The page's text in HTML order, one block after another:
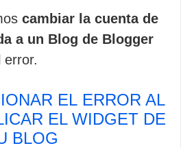
cambiar la cuenta de
a un Blog de Blogger
error.
EL ERROR AL
EL WIDGET DE
BLOG